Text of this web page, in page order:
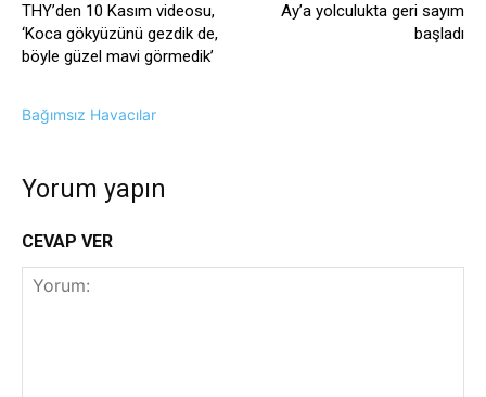
THY’den 10 Kasım videosu,
‘Koca gökyüzünü gezdik de,
böyle güzel mavi görmedik’
Ay’a yolculukta geri sayım
başladı
Bağımsız Havacılar
Yorum yapın
CEVAP VER